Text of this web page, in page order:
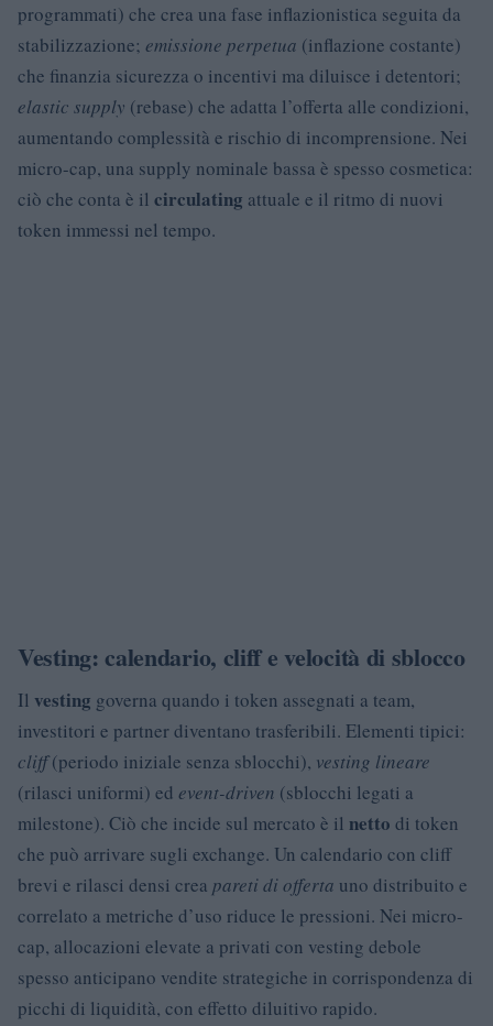
programmati) che crea una fase inflazionistica seguita da
stabilizzazione; emissione perpetua (inflazione costante)
che finanzia sicurezza o incentivi ma diluisce i detentori;
elastic supply (rebase) che adatta l’offerta alle condizioni,
aumentando complessità e rischio di incomprensione. Nei
micro-cap, una supply nominale bassa è spesso cosmetica:
ciò che conta è il circulating attuale e il ritmo di nuovi
token immessi nel tempo.
Vesting: calendario, cliff e velocità di sblocco
Il vesting governa quando i token assegnati a team,
investitori e partner diventano trasferibili. Elementi tipici:
cliff(periodo iniziale senza sblocchi), vesting lineare
(rilasci uniformi) ed event-driven (sblocchi legati a
milestone). Ciò che incide sul mercato è il netto di token
che può arrivare sugli exchange. Un calendario con cliff
brevi e rilasci densi crea pareti di offerta uno distribuito e
correlato a metriche d’uso riduce le pressioni. Nei micro-
cap, allocazioni elevate a privati con vesting debole
spesso anticipano vendite strategiche in corrispondenza di
picchi di liquidità, con effetto diluitivo rapido.